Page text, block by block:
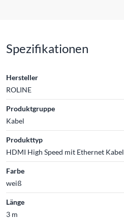
Spezifikationen
Hersteller
ROLINE
Produktgruppe
Kabel
Produkttyp
HDMI High Speed mit Ethernet Kabel
Farbe
weiß
Länge
3 m